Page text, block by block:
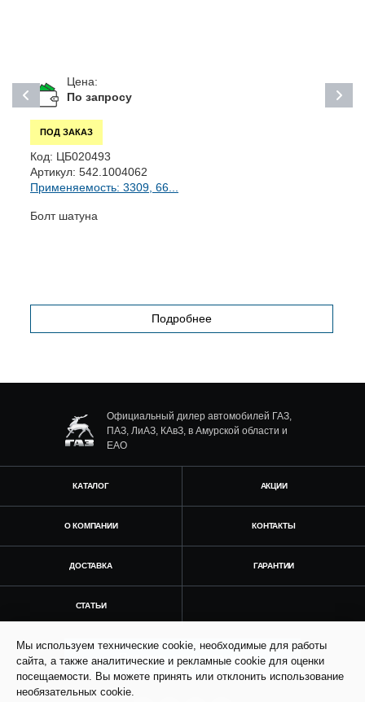
Цена:
По запросу
ПОД ЗАКАЗ
Код: ЦБ020493
Артикул: 542.1004062
Применяемость: 3309, 66...
Болт шатуна
Подробнее
Официальный дилер автомобилей ГАЗ,
ПАЗ, ЛиАЗ, КАвЗ, в Амурской области и
ЕАО
КАТАЛОГ АКЦИИ
О КОМПАНИИ КОНТАКТЫ
ДОСТАВКА ГАРАНТИИ
СТАТЬИ
Получить консультацию
Мы используем технические cookie, необходимые для работы
сайта, а также аналитические и рекламные cookie для оценки
посещаемости. Вы можете принять или отклонить использование
необязательных cookie.